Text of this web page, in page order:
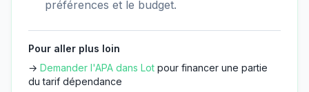
préférences et le budget.
Pour aller plus loin
→ Demander l'APA dans Lot pour financer une partie
du tarif dépendance